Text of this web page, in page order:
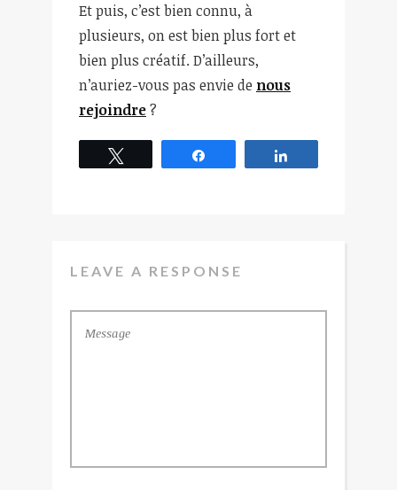
Et puis, c’est bien connu, à
plusieurs, on est bien plus fort et
bien plus créatif. D’ailleurs,
n’auriez-vous pas envie de nous
rejoindre?
LEAVE A RESPONSE